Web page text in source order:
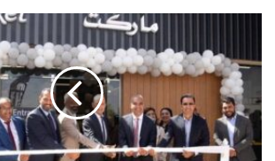
المشروعات
الحصرية
ذات
الطابع
المتميز
تفتتح
متجر
لكارفور
كمباوند